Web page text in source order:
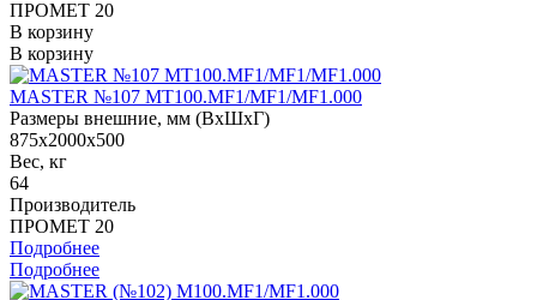
ПРОМЕТ 20
В корзину
В корзину
MASTER №107 MT100.MF1/MF1/MF1.000
Размеры внешние, мм (ВхШхГ)
875x2000x500
Вес, кг
64
Производитель
ПРОМЕТ 20
Подробнее
Подробнее